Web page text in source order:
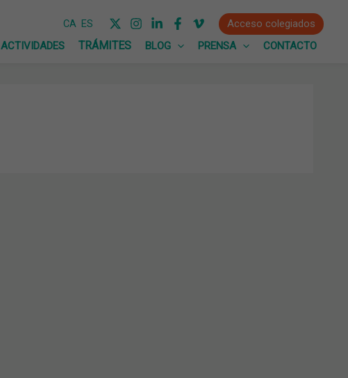
CA ES
Acceso colegiados
ACTIVIDADES BLOG PRENSA CONTACTO